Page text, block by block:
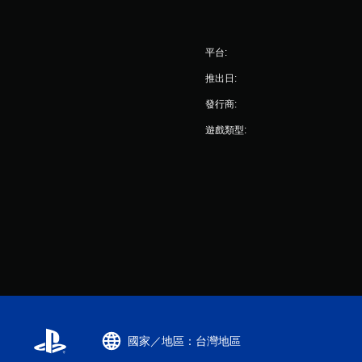
平台:
推出日:
發行商:
遊戲類型:
國家／地區：台灣地區